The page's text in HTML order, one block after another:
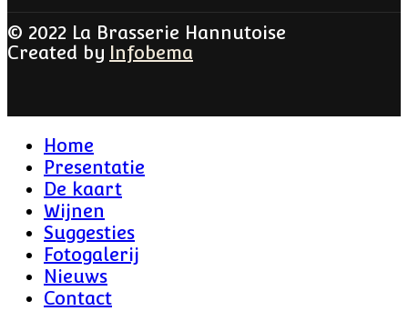
© 2022 La Brasserie Hannutoise
Created by Infobema
Home
Presentatie
De kaart
Wijnen
Suggesties
Fotogalerij
Nieuws
Contact